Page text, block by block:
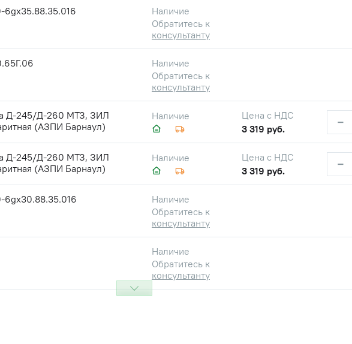
6gх35.88.35.016
Наличие
Обратитесь к
консультанту
Наличие
Обратитесь к
консультанту
Д-245/Д-260 МТЗ, ЗИЛ
(АЗПИ Барнаул)
Наличие
Цена с НДС
3 319 руб.
−
Д-245/Д-260 МТЗ, ЗИЛ
(АЗПИ Барнаул)
Наличие
Цена с НДС
3 319 руб.
−
6gх30.88.35.016
Наличие
Обратитесь к
консультанту
Наличие
Обратитесь к
консультанту